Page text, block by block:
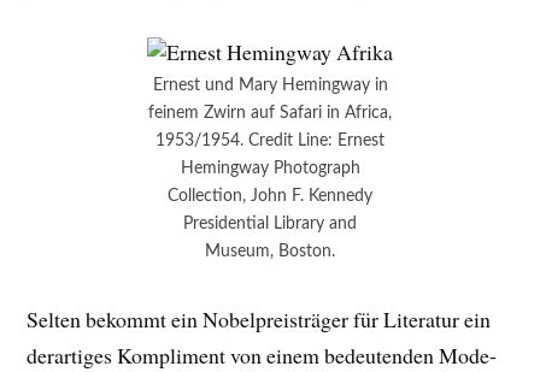
Ernest und Mary Hemingway in
feinem Zwirn auf Safari in Africa,
1953/1954. Credit Line: Ernest
Hemingway Photograph
Collection, John F. Kennedy
Presidential Library and
Museum, Boston.
Selten bekommt ein Nobelpreisträger für Literatur ein
derartiges Kompliment von einem bedeutenden Mode-